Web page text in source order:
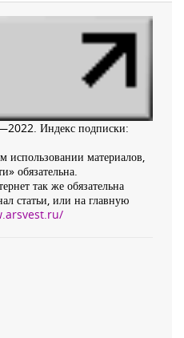
Индекс подписки:
использовании материалов,
обязательна.
так же обязательна
статьи, или на главную